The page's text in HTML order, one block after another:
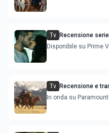
Tv Recensione
Video
Disponibile su Prime
Tv Recensione e
episodi dello
In onda su